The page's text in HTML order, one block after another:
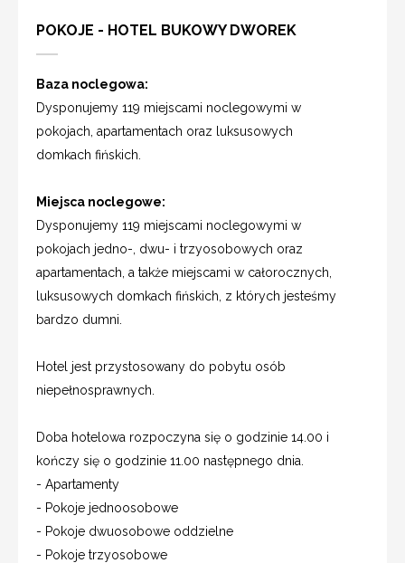
POKOJE - HOTEL BUKOWY DWOREK
Baza noclegowa:
Dysponujemy 119 miejscami noclegowymi w
pokojach, apartamentach oraz luksusowych
domkach fińskich.
Miejsca noclegowe:
Dysponujemy 119 miejscami noclegowymi w
pokojach jedno-, dwu- i trzyosobowych oraz
apartamentach, a także miejscami w całorocznych,
luksusowych domkach fińskich, z których jesteśmy
bardzo dumni.
Hotel jest przystosowany do pobytu osób
niepełnosprawnych.
Doba hotelowa rozpoczyna się o godzinie 14.00 i
kończy się o godzinie 11.00 następnego dnia.
- Apartamenty
- Pokoje jednoosobowe
- Pokoje dwuosobowe oddzielne
- Pokoje trzyosobowe